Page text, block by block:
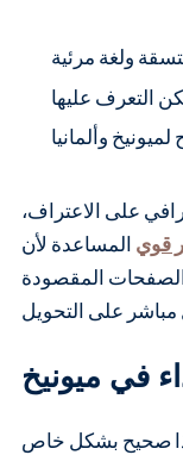
ولغة مرئية
التعرف عليها
وألمانيا
على الاعتراف،
قوي المساعدة لأن
والصفحات المقصودة
على التحويل
في ميونيخ
صحيح بشكل خاص